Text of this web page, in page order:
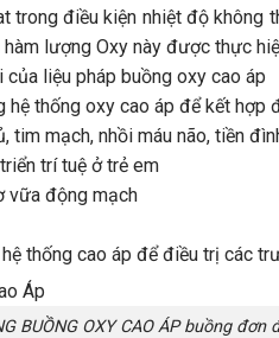
trong điều kiện nhiệt độ
lượng Oxy này được thực
liệu pháp buồng oxy cao áp
thống oxy cao áp để kết hợp
tim mạch, nhồi máu não, tiền
trí tuệ ở trẻ em
vữa động mạch
thống cao áp để điều trị các
BUỒNG OXY CAO ÁP buồng đơn